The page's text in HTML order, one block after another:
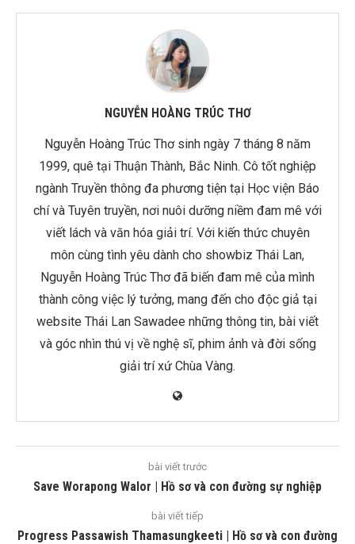
NGUYỄN HOÀNG TRÚC THƠ
Nguyễn Hoàng Trúc Thơ sinh ngày 7 tháng 8 năm
1999, quê tại Thuận Thành, Bắc Ninh. Cô tốt nghiệp
ngành Truyền thông đa phương tiện tại Học viện Báo
chí và Tuyên truyền, nơi nuôi dưỡng niềm đam mê với
viết lách và văn hóa giải trí. Với kiến thức chuyên
môn cùng tình yêu dành cho showbiz Thái Lan,
Nguyễn Hoàng Trúc Thơ đã biến đam mê của mình
thành công việc lý tưởng, mang đến cho độc giả tại
website Thái Lan Sawadee những thông tin, bài viết
và góc nhìn thú vị về nghệ sĩ, phim ảnh và đời sống
giải trí xứ Chùa Vàng.
bài viết trước
Save Worapong Walor | Hồ sơ và con đường sự nghiệp
bài viết tiếp
Progress Passawish Thamasungkeeti | Hồ sơ và con đường